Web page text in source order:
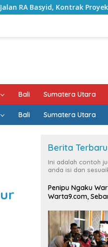
Sudah Rampung
Bali Sumatera Utara
Bali Sumatera Utara
Berita Terbaru
Ini adalah contoh
anda isi dan
Penipu Ngaku
Warta9.com,